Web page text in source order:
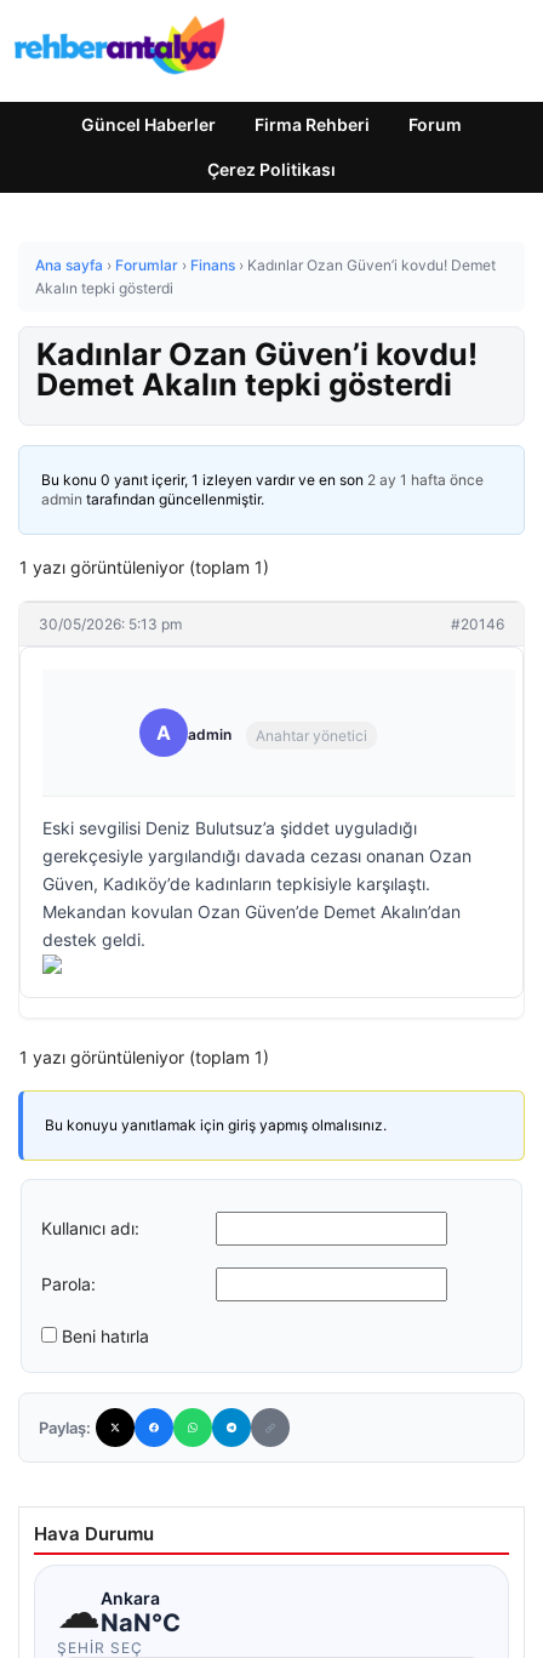
Güncel Haberler Firma Rehberi Forum
Çerez Politikası
Ana sayfa › Forumlar › Finans › Kadınlar Ozan Güven’i kovdu! Demet
Akalın tepki gösterdi
Kadınlar Ozan Güven’i kovdu!
Demet Akalın tepki gösterdi
Bu konu 0 yanıt içerir, 1 izleyen vardır ve en son 2 ay 1 hafta önce
admin tarafından güncellenmiştir.
1 yazı görüntüleniyor (toplam 1)
30/05/2026: 5:13 pm #20146
A admin Anahtar yönetici
Eski sevgilisi Deniz Bulutsuz’a şiddet uyguladığı
gerekçesiyle yargılandığı davada cezası onanan Ozan
Güven, Kadıköy’de kadınların tepkisiyle karşılaştı.
Mekandan kovulan Ozan Güven’de Demet Akalın’dan
destek geldi.
1 yazı görüntüleniyor (toplam 1)
Bu konuyu yanıtlamak için giriş yapmış olmalısınız.
Kullanıcı adı:
Parola:
Beni hatırla
Paylaş:
Hava Durumu
☁Ankara
NaN°C
ŞEHIR SEÇ